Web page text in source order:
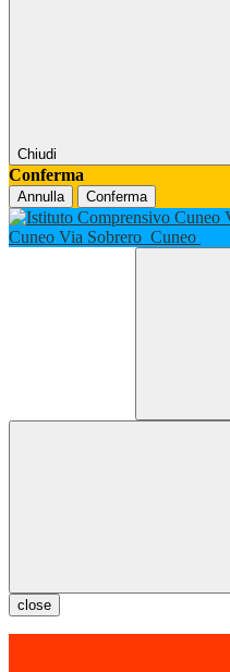
Chiudi
Conferma
Annulla Conferma
Cuneo Via Sobrero Cuneo
close